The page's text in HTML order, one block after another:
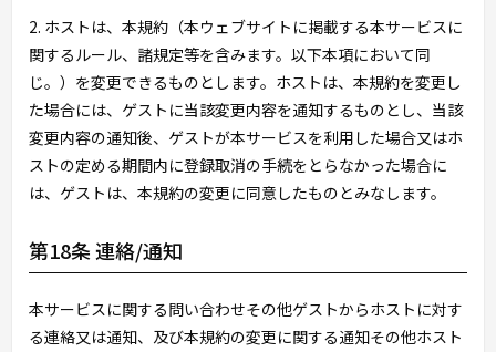
2. ホストは、本規約（本ウェブサイトに掲載する本サービスに
関するルール、諸規定等を含みます。以下本項において同
じ。）を変更できるものとします。ホストは、本規約を変更し
た場合には、ゲストに当該変更内容を通知するものとし、当該
変更内容の通知後、ゲストが本サービスを利用した場合又はホ
ストの定める期間内に登録取消の手続をとらなかった場合に
は、ゲストは、本規約の変更に同意したものとみなします。
第18条 連絡/通知
本サービスに関する問い合わせその他ゲストからホストに対す
る連絡又は通知、及び本規約の変更に関する通知その他ホスト